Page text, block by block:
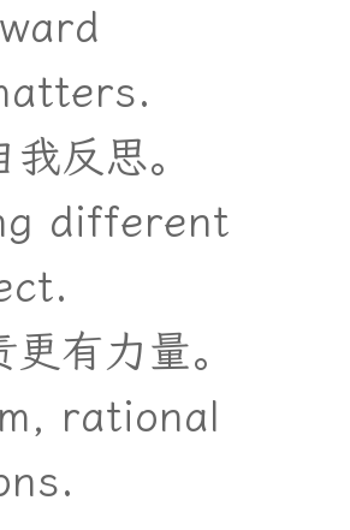
我反思。
different
更有力量。
rational